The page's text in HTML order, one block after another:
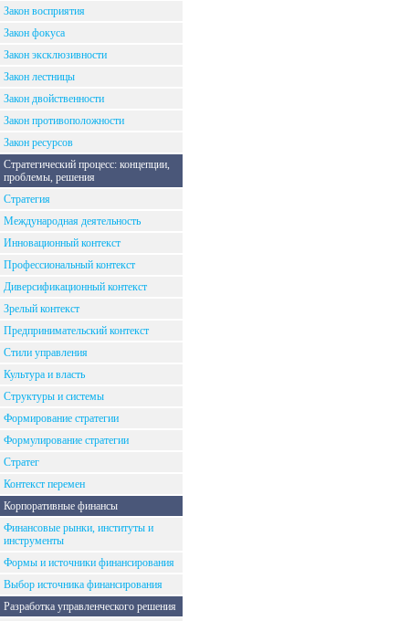
Закон восприятия
Закон фокуса
Закон эксклюзивности
Закон лестницы
Закон двойственности
Закон противоположности
Закон ресурсов
Стратегический процесс: концепции,
проблемы, решения
Стратегия
Международная деятельность
Инновационный контекст
Профессиональный контекст
Диверсификационный контекст
Зрелый контекст
Предпринимательский контекст
Стили управления
Культура и власть
Структуры и системы
Формирование стратегии
Формулирование стратегии
Стратег
Контекст перемен
Корпоративные финансы
Финансовые рынки, институты и
инструменты
Формы и источники финансирования
Выбор источника финансирования
Разработка управленческого решения